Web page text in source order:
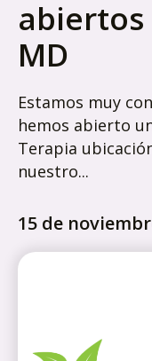
MD
Estamos muy
hemos abierto
Terapia
nuestro...
15 de